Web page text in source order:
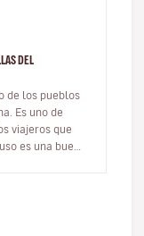
DEL
de los pueblos
Es uno de
viajeros que
es una buena